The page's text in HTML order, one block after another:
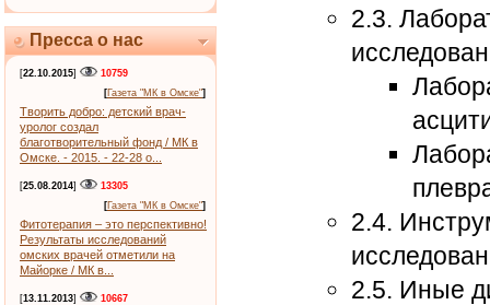
Пресса о нас
[22.10.2015]
10759
[Газета "МК в Омске"]
Творить добро: детский врач-
уролог создал
благотворительный фонд / МК в
Омске. - 2015. - 22-28 о...
[25.08.2014]
13305
[Газета "МК в Омске"]
Фитотерапия – это перспективно!
Результаты исследований
омских врачей отметили на
Майорке / МК в...
[13.11.2013]
10667
2.3.
2.4.
2.5. Иные